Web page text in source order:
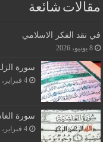
مقالات شائعة
في نقد الفكر الاسلامي
8 يونيو، 2026
سورة
4 فبراير، 2008
سورة
4 فبراير، 2008